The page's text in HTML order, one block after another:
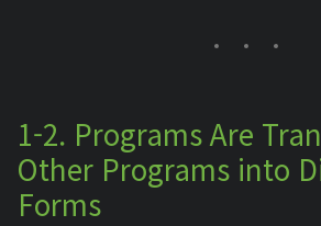
1-2. Programs Are
Other Programs into
Forms